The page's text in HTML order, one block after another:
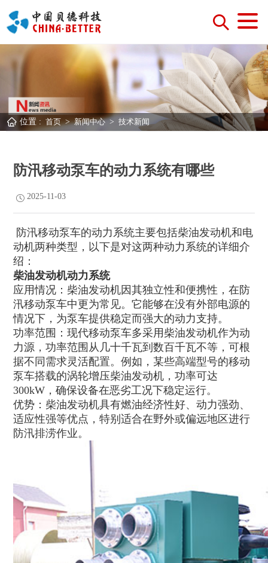
位置 : 首页 > 新闻中心 > 技术新闻
防汛移动泵车的动力系统有哪些
2025-11-03
防汛移动泵车的动力系统主要包括柴油发动机和电
动机两种类型，以下是对这两种动力系统的详细介
绍：
柴油发动机动力系统
应用情况：柴油发动机因其独立性和便携性，在防
汛移动泵车中更为常见。它能够在没有外部电源的
情况下，为泵车提供稳定而强大的动力支持。
功率范围：现代移动泵车多采用柴油发动机作为动
力源，功率范围从几十千瓦到数百千瓦不等，可根
据不同需求灵活配置。例如，某些高端型号的移动
泵车搭载的涡轮增压柴油发动机，功率可达
300kW，确保设备在恶劣工况下稳定运行。
优势：柴油发动机具有燃油经济性好、动力强劲、
适应性强等优点，特别适合在野外或偏远地区进行
防汛排涝作业。